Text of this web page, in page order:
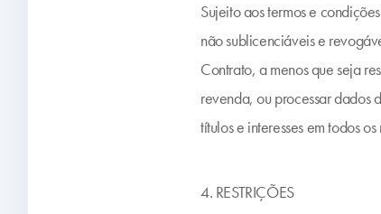
Sujeito aos termos e
não sublicenciáveis e
Contrato, a menos que seja
revenda, ou processar dados
títulos e interesses em todos
4. RESTRIÇÕES